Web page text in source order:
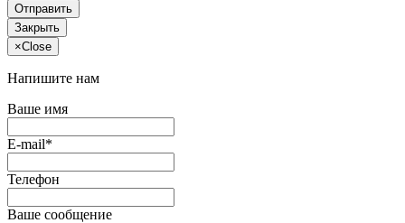
Отправить
Закрыть
×Close
Напишите нам
Ваше имя
E-mail*
Телефон
Ваше сообщение